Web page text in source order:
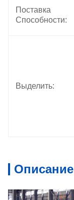
Поставка
Способности:
Выделить: